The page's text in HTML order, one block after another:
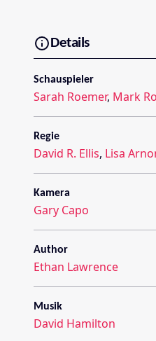
Details
Schauspieler
Sarah Roemer, Mark
Regie
David R. Ellis, Lisa
Kamera
Gary Capo
Author
Ethan Lawrence
Musik
David Hamilton